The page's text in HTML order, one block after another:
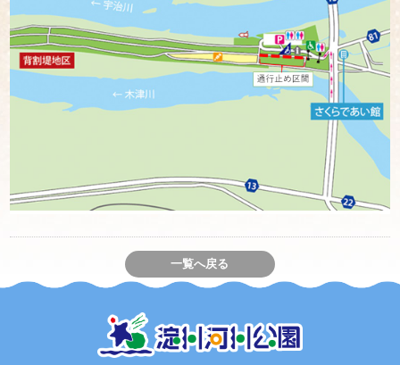
一覧へ戻る